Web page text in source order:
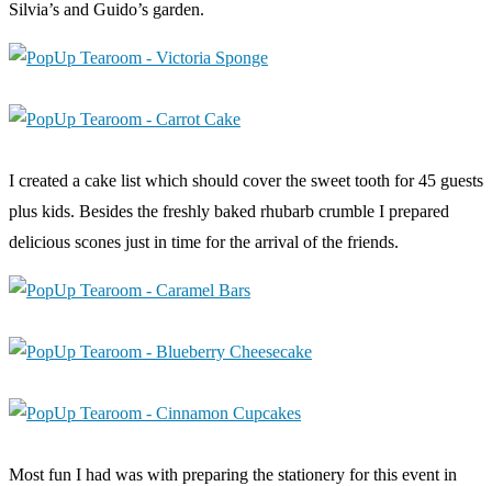
Silvia’s and Guido’s garden.
I created a cake list which should cover the sweet tooth for 45 guests
plus kids. Besides the freshly baked rhubarb crumble I prepared
delicious scones just in time for the arrival of the friends.
Most fun I had was with preparing the stationery for this event in